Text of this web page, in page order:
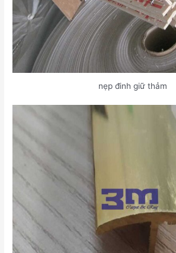
nẹp đinh giữ thảm